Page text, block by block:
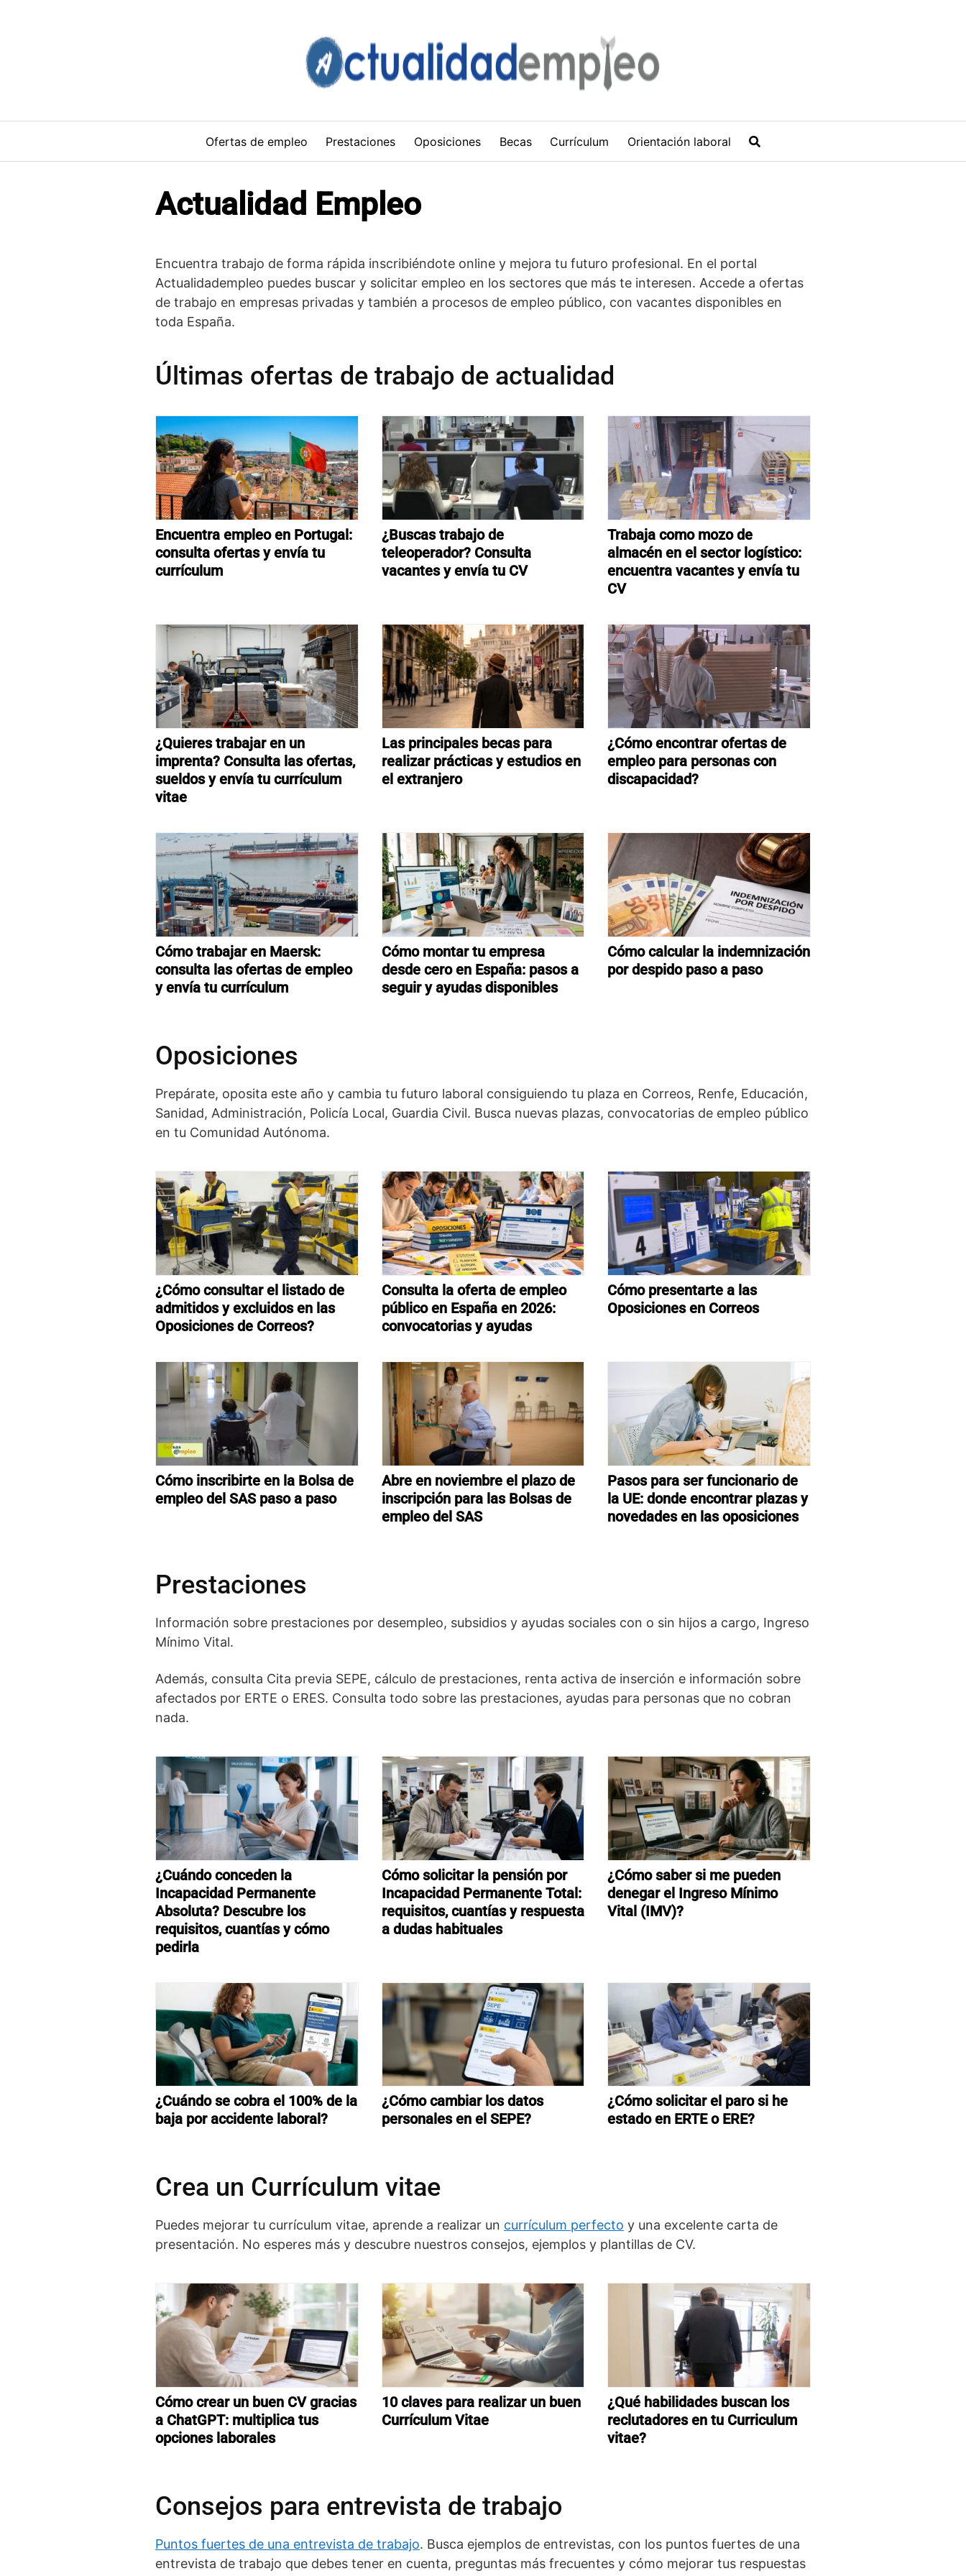
Ofertas de empleo Prestaciones Oposiciones Becas Currículum Orientación laboral
Actualidad Empleo
Encuentra trabajo de forma rápida inscribiéndote online y mejora tu futuro profesional. En el portal
Actualidadempleo puedes buscar y solicitar empleo en los sectores que más te interesen. Accede a ofertas
de trabajo en empresas privadas y también a procesos de empleo público, con vacantes disponibles en
toda España.
Últimas ofertas de trabajo de actualidad
Encuentra empleo en Portugal:
consulta ofertas y envía tu
currículum
¿Buscas trabajo de
teleoperador? Consulta
vacantes y envía tu CV
Trabaja como mozo de
almacén en el sector logístico:
encuentra vacantes y envía tu
CV
¿Quieres trabajar en un
imprenta? Consulta las ofertas,
sueldos y envía tu currículum
vitae
Las principales becas para
realizar prácticas y estudios en
el extranjero
¿Cómo encontrar ofertas de
empleo para personas con
discapacidad?
Cómo trabajar en Maersk:
consulta las ofertas de empleo
y envía tu currículum
Cómo montar tu empresa
desde cero en España: pasos a
seguir y ayudas disponibles
Cómo calcular la indemnización
por despido paso a paso
Oposiciones
Prepárate, oposita este año y cambia tu futuro laboral consiguiendo tu plaza en Correos, Renfe, Educación,
Sanidad, Administración, Policía Local, Guardia Civil. Busca nuevas plazas, convocatorias de empleo público
en tu Comunidad Autónoma.
¿Cómo consultar el listado de
admitidos y excluidos en las
Oposiciones de Correos?
Consulta la oferta de empleo
público en España en 2026:
convocatorias y ayudas
Cómo presentarte a las
Oposiciones en Correos
Cómo inscribirte en la Bolsa de
empleo del SAS paso a paso
Abre en noviembre el plazo de
inscripción para las Bolsas de
empleo del SAS
Pasos para ser funcionario de
la UE: donde encontrar plazas y
novedades en las oposiciones
Prestaciones
Información sobre prestaciones por desempleo, subsidios y ayudas sociales con o sin hijos a cargo, Ingreso
Mínimo Vital.
Además, consulta Cita previa SEPE, cálculo de prestaciones, renta activa de inserción e información sobre
afectados por ERTE o ERES. Consulta todo sobre las prestaciones, ayudas para personas que no cobran
nada.
¿Cuándo conceden la
Incapacidad Permanente
Absoluta? Descubre los
requisitos, cuantías y cómo
pedirla
Cómo solicitar la pensión por
Incapacidad Permanente Total:
requisitos, cuantías y respuesta
a dudas habituales
¿Cómo saber si me pueden
denegar el Ingreso Mínimo
Vital (IMV)?
¿Cuándo se cobra el 100% de la
baja por accidente laboral?
¿Cómo cambiar los datos
personales en el SEPE?
¿Cómo solicitar el paro si he
estado en ERTE o ERE?
Crea un Currículum vitae
Puedes mejorar tu currículum vitae, aprende a realizar un currículum perfecto y una excelente carta de
presentación. No esperes más y descubre nuestros consejos, ejemplos y plantillas de CV.
Cómo crear un buen CV gracias
a ChatGPT: multiplica tus
opciones laborales
10 claves para realizar un buen
Currículum Vitae
¿Qué habilidades buscan los
reclutadores en tu Curriculum
vitae?
Consejos para entrevista de trabajo
Puntos fuertes de una entrevista de trabajo. Busca ejemplos de entrevistas, con los puntos fuertes de una
entrevista de trabajo que debes tener en cuenta, preguntas más frecuentes y cómo mejorar tus respuestas